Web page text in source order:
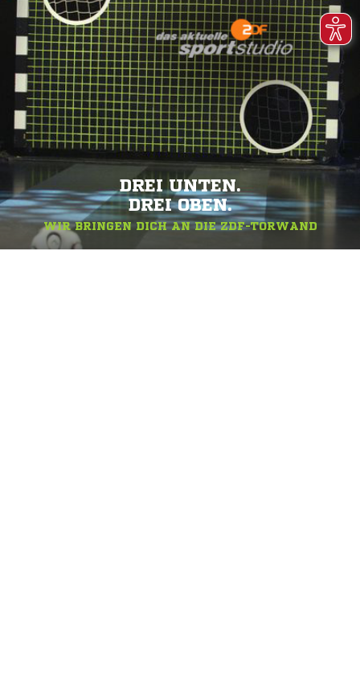
DREI UNTEN.
DREI OBEN.
WIR BRINGEN DICH AN DIE ZDF-TORWAND